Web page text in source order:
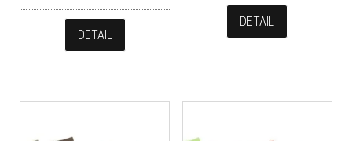
DETAIL
DETAIL